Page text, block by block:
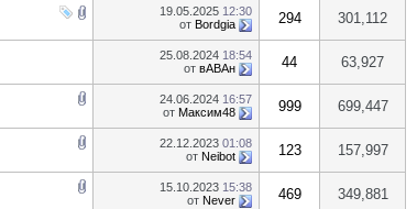
19.05.2025 12:30
от Bordgia 294 301,112
25.08.2024 18:54
от вАВАн 44 63,927
24.06.2024 16:57
от Максим48 999 699,447
22.12.2023 01:08
от Neibot 123 157,997
15.10.2023 15:38
от Never 469 349,881